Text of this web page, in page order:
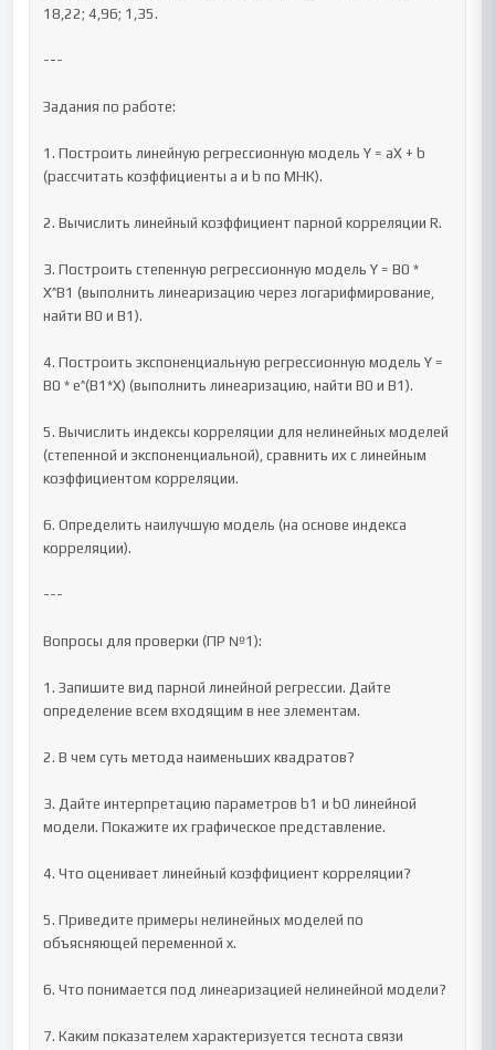
18,22; 4,96; 1,35.
---
Задания по работе:
1. Построить линейную регрессионную модель Y = aX + b
(рассчитать коэффициенты a и b по МНК).
2. Вычислить линейный коэффициент парной корреляции R.
3. Построить степенную регрессионную модель Y = B0 *
X^B1 (выполнить линеаризацию через логарифмирование,
найти B0 и B1).
4. Построить экспоненциальную регрессионную модель Y =
B0 * e^(B1*X) (выполнить линеаризацию, найти B0 и B1).
5. Вычислить индексы корреляции для нелинейных моделей
(степенной и экспоненциальной), сравнить их с линейным
коэффициентом корреляции.
6. Определить наилучшую модель (на основе индекса
корреляции).
---
Вопросы для проверки (ПР №1):
1. Запишите вид парной линейной регрессии. Дайте
определение всем входящим в нее элементам.
2. В чем суть метода наименьших квадратов?
3. Дайте интерпретацию параметров b1 и b0 линейной
модели. Покажите их графическое представление.
4. Что оценивает линейный коэффициент корреляции?
5. Приведите примеры нелинейных моделей по
объясняющей переменной x.
6. Что понимается под линеаризацией нелинейной модели?
7. Каким показателем характеризуется теснота связи